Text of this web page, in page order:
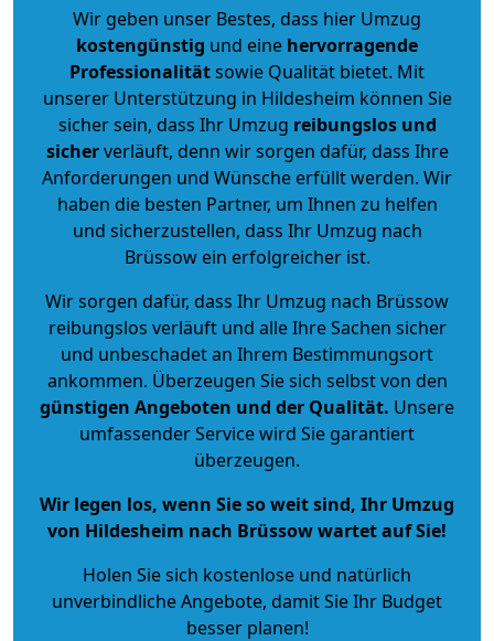
Wir geben unser Bestes, dass hier Umzug
kostengünstig und eine hervorragende
Professionalitätsowie Qualität bietet. Mit
unserer Unterstützung in Hildesheim können Sie
sicher sein, dass Ihr Umzug reibungslos und
sicherverläuft, denn wir sorgen dafür, dass Ihre
Anforderungen und Wünsche erfüllt werden. Wir
haben die besten Partner, um Ihnen zu helfen
und sicherzustellen, dass Ihr Umzug nach
Brüssow ein erfolgreicher ist.
Wir sorgen dafür, dass Ihr Umzug nach Brüssow
reibungslos verläuft und alle Ihre Sachen sicher
und unbeschadet an Ihrem Bestimmungsort
ankommen. Überzeugen Sie sich selbst von den
günstigen Angeboten und der Qualität. Unsere
umfassender Service wird Sie garantiert
überzeugen.
Wir legen los, wenn Sie so weit sind, Ihr Umzug
von Hildesheim nach Brüssow wartet auf Sie!
Holen Sie sich kostenlose und natürlich
unverbindliche Angebote, damit Sie Ihr Budget
besser planen!